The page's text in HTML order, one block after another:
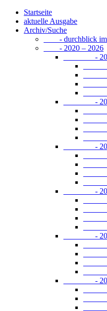
Startseite
aktuelle Ausgabe
Archiv/Suche
- durchblick im
- 2020 – 2026
-
-
-
-
-
-
-
-
-
-
-
-
-
-
-
-
-
-
-
-
-
-
-
-
-
-
-
-
-